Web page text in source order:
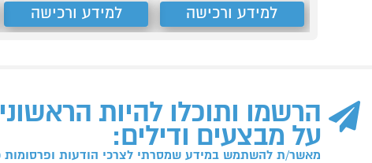
למידע ורכישה למידע ורכישה
הרשמו ותוכלו להיות
על מבצעים ודילים:
מאשר/ת להשתמש במידע שמסרתי לצרכי הודעות ופרסומות